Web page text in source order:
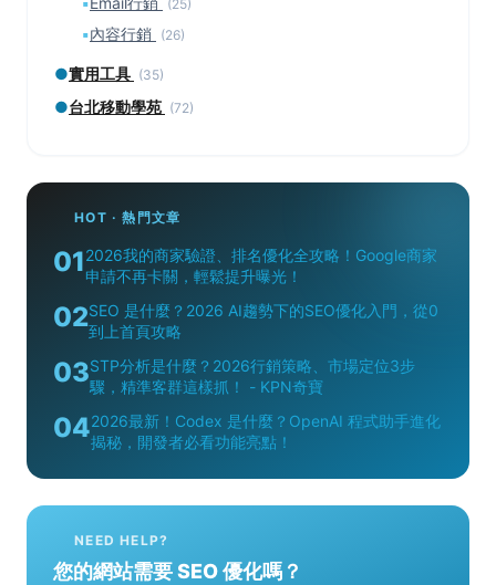
(25)
▪內容行銷 (26)
●實用工具 (35)
●台北移動學苑 (72)
HOT · 熱門文章
012026我的商家驗證、排名優化全攻略！Google商家
申請不再卡關，輕鬆提升曝光！
02SEO 是什麼？2026 AI趨勢下的SEO優化入門，從0
到上首頁攻略
03STP分析是什麼？2026行銷策略、市場定位3步
驟，精準客群這樣抓！ - KPN奇寶
042026最新！Codex 是什麼？OpenAI 程式助手進化
揭秘，開發者必看功能亮點！
NEED HELP?
您的網站需要 SEO 優化嗎？